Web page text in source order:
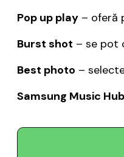
Pop up play – oferă
Burst shot – se pot
Best photo –
Samsung Music